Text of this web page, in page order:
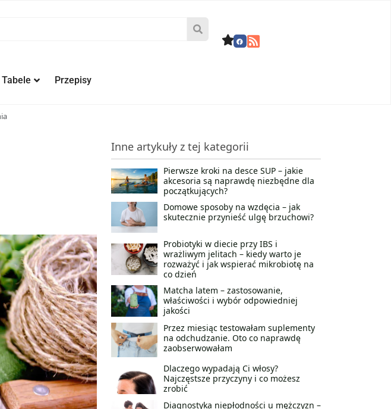
Tabele Przepisy
Inne artykuły z tej kategorii
Pierwsze kroki na desce SUP – jakie
akcesoria są naprawdę niezbędne dla
początkujących?
Domowe sposoby na wzdęcia – jak
skutecznie przynieść ulgę brzuchowi?
Probiotyki w diecie przy IBS i
wrażliwym jelitach – kiedy warto je
rozważyć i jak wspierać mikrobiotę na
co dzień
Matcha latem – zastosowanie,
właściwości i wybór odpowiedniej
jakości
Przez miesiąc testowałam suplementy
na odchudzanie. Oto co naprawdę
zaobserwowałam
Dlaczego wypadają Ci włosy?
Najczęstsze przyczyny i co możesz
zrobić
Diagnostyka niepłodności u mężczyzn –